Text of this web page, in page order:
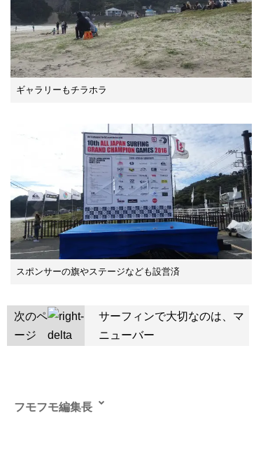
ギャラリーもチラホラ
スポンサーの旗やステージなども設営済
次のペ
ージ
サーフィンで大切なのは、マ
ニューバー
フモフモ編集長